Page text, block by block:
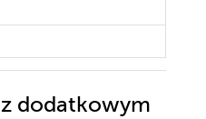
dodatkowym